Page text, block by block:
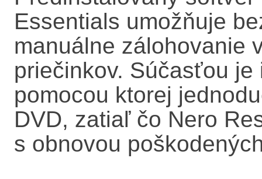
Essentials umožňuje
manuálne zálohovanie
priečinkov. Súčasťou
pomocou ktorej
DVD, zatiaľ čo Nero
s obnovou